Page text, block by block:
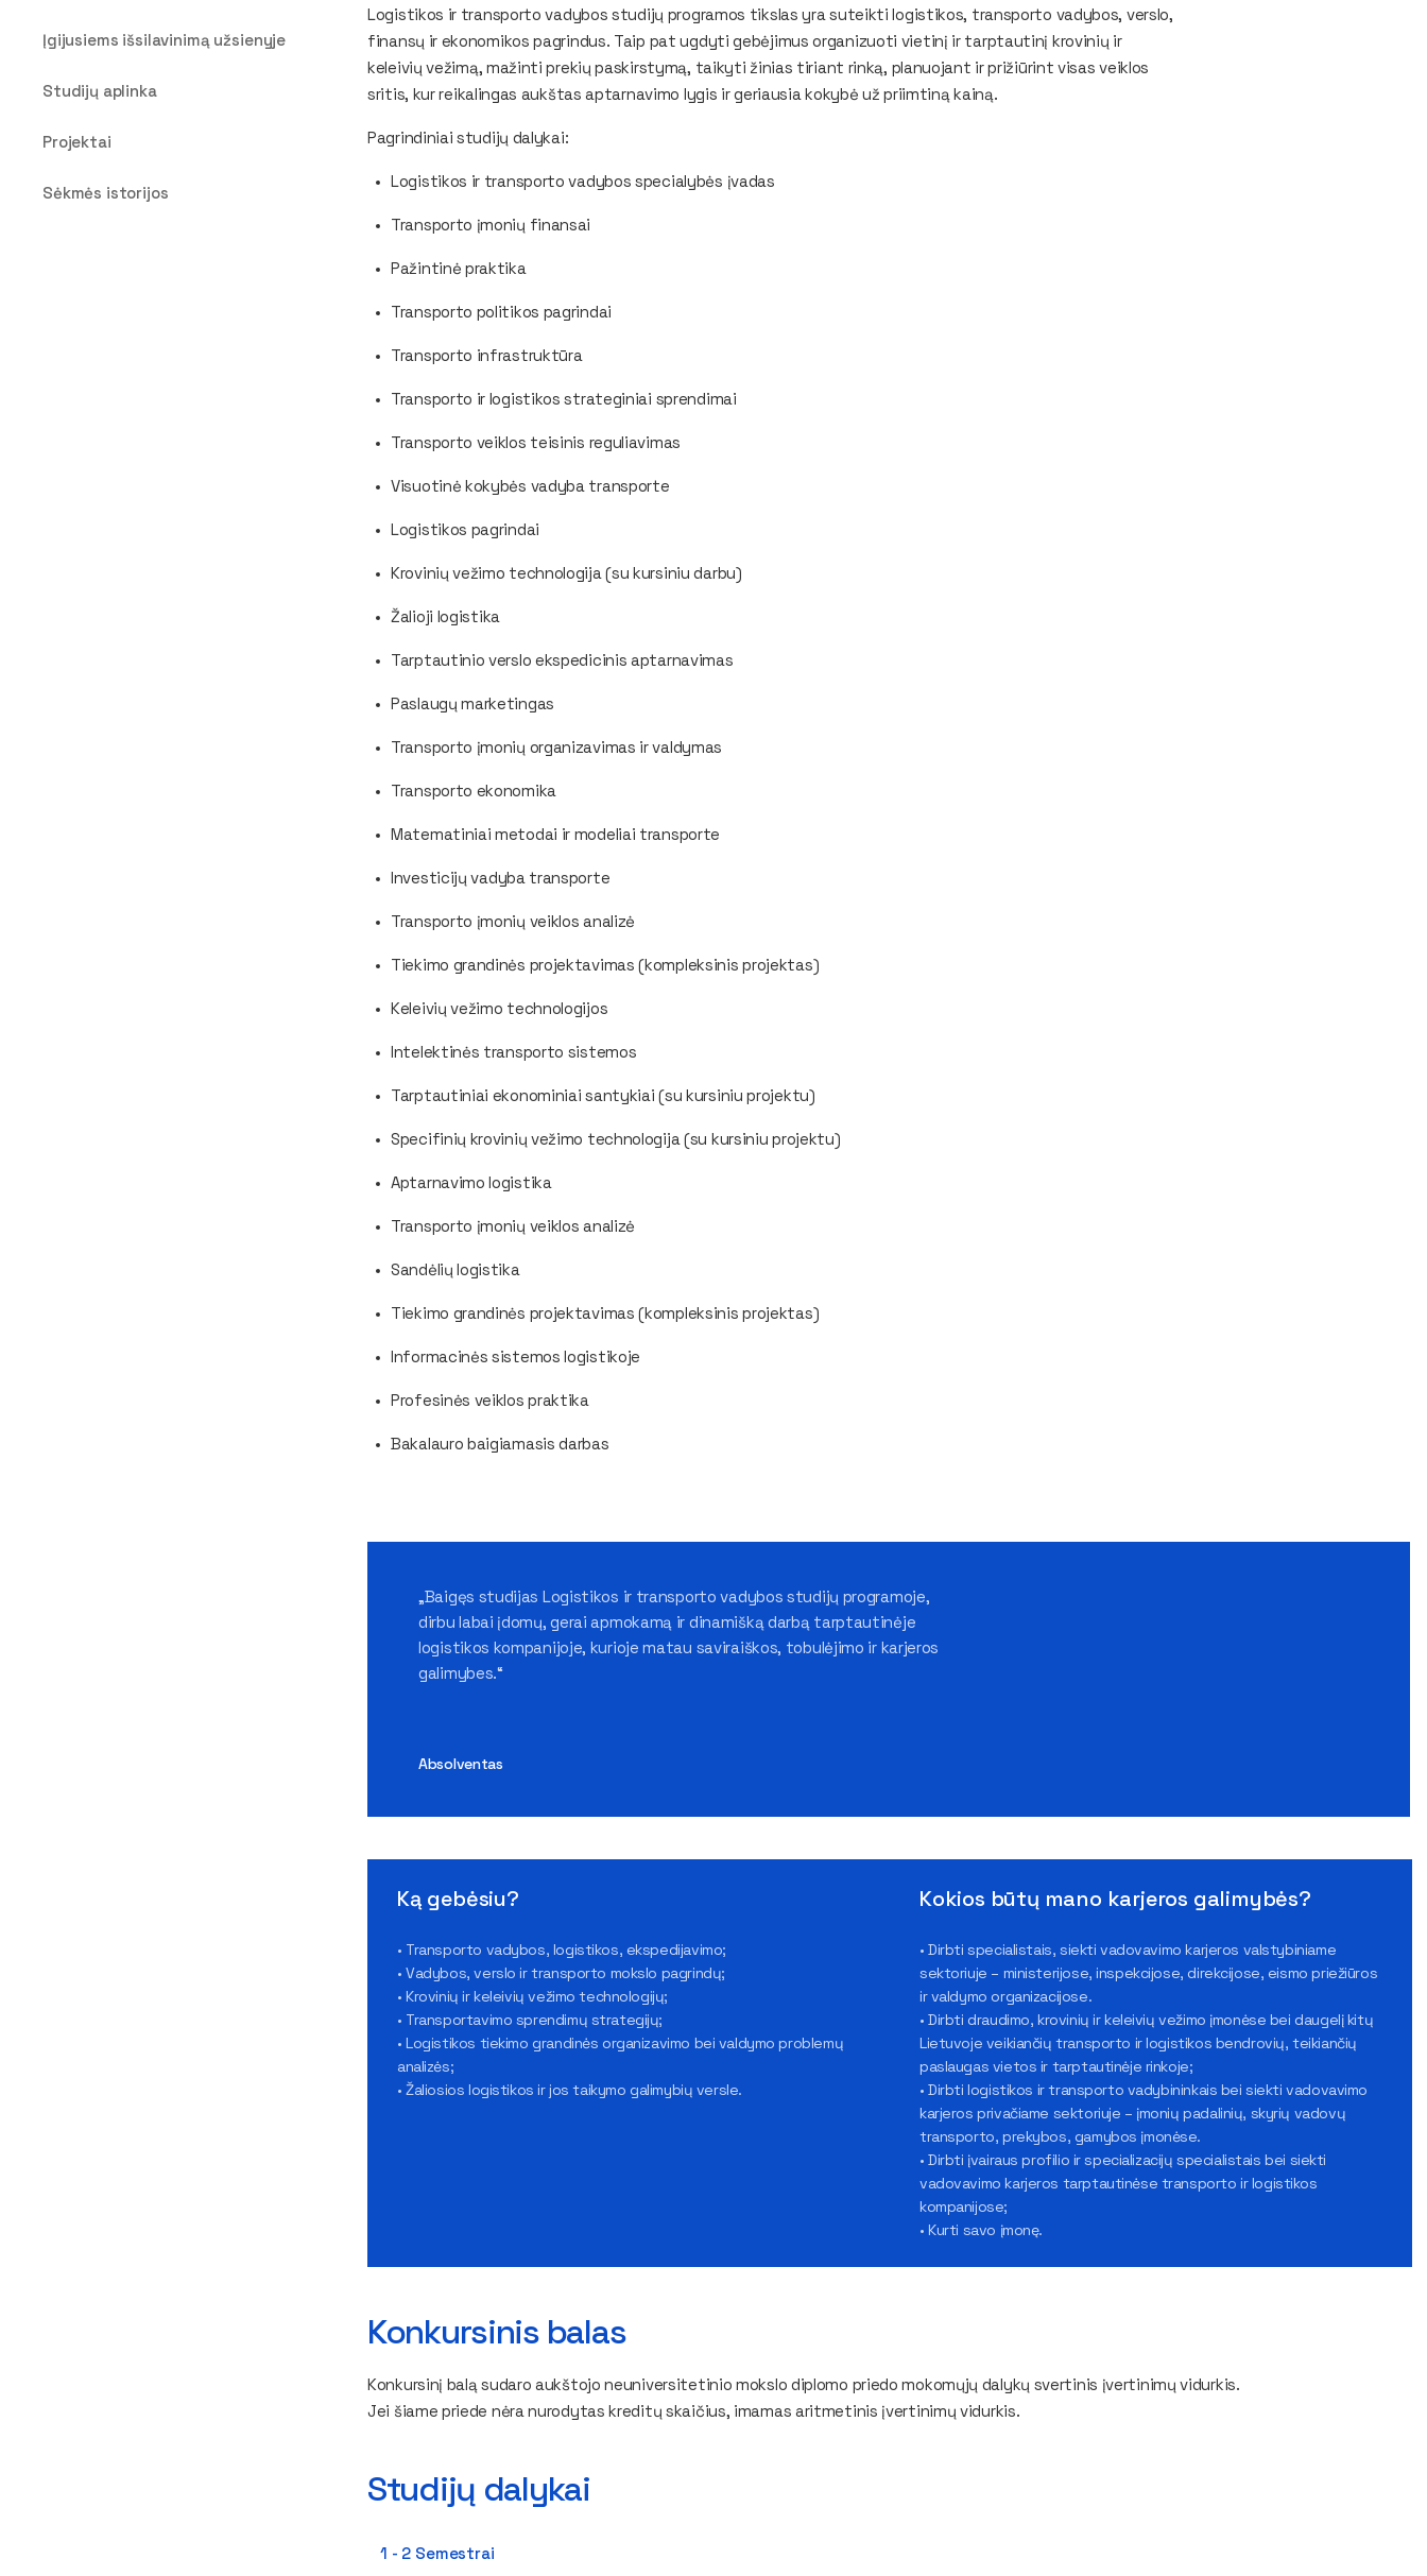
Įgijusiems išsilavinimą užsienyje
Studijų aplinka
Projektai
Sėkmės istorijos
Logistikos ir transporto vadybos studijų programos tikslas yra suteikti logistikos, transporto vadybos, verslo,
finansų ir ekonomikos pagrindus. Taip pat ugdyti gebėjimus organizuoti vietinį ir tarptautinį krovinių ir
keleivių vežimą, mažinti prekių paskirstymą, taikyti žinias tiriant rinką, planuojant ir prižiūrint visas veiklos
sritis, kur reikalingas aukštas aptarnavimo lygis ir geriausia kokybė už priimtiną kainą.
Pagrindiniai studijų dalykai:
Logistikos ir transporto vadybos specialybės įvadas
Transporto įmonių finansai
Pažintinė praktika
Transporto politikos pagrindai
Transporto infrastruktūra
Transporto ir logistikos strateginiai sprendimai
Transporto veiklos teisinis reguliavimas
Visuotinė kokybės vadyba transporte
Logistikos pagrindai
Krovinių vežimo technologija (su kursiniu darbu)
Žalioji logistika
Tarptautinio verslo ekspedicinis aptarnavimas
Paslaugų marketingas
Transporto įmonių organizavimas ir valdymas
Transporto ekonomika
Matematiniai metodai ir modeliai transporte
Investicijų vadyba transporte
Transporto įmonių veiklos analizė
Tiekimo grandinės projektavimas (kompleksinis projektas)
Keleivių vežimo technologijos
Intelektinės transporto sistemos
Tarptautiniai ekonominiai santykiai (su kursiniu projektu)
Specifinių krovinių vežimo technologija (su kursiniu projektu)
Aptarnavimo logistika
Transporto įmonių veiklos analizė
Sandėlių logistika
Tiekimo grandinės projektavimas (kompleksinis projektas)
Informacinės sistemos logistikoje
Profesinės veiklos praktika
Bakalauro baigiamasis darbas
„Baigęs studijas Logistikos ir transporto vadybos studijų programoje,
dirbu labai įdomų, gerai apmokamą ir dinamišką darbą tarptautinėje
logistikos kompanijoje, kurioje matau saviraiškos, tobulėjimo ir karjeros
galimybes.“
Absolventas
Ką gebėsiu?
• Transporto vadybos, logistikos, ekspedijavimo;
• Vadybos, verslo ir transporto mokslo pagrindų;
• Krovinių ir keleivių vežimo technologijų;
• Transportavimo sprendimų strategijų;
• Logistikos tiekimo grandinės organizavimo bei valdymo problemų
analizės;
• Žaliosios logistikos ir jos taikymo galimybių versle.
Kokios būtų mano karjeros galimybės?
• Dirbti specialistais, siekti vadovavimo karjeros valstybiniame
sektoriuje – ministerijose, inspekcijose, direkcijose, eismo priežiūros
ir valdymo organizacijose.
• Dirbti draudimo, krovinių ir keleivių vežimo įmonėse bei daugelį kitų
Lietuvoje veikiančių transporto ir logistikos bendrovių, teikiančių
paslaugas vietos ir tarptautinėje rinkoje;
• Dirbti logistikos ir transporto vadybininkais bei siekti vadovavimo
karjeros privačiame sektoriuje – įmonių padalinių, skyrių vadovų
transporto, prekybos, gamybos įmonėse.
• Dirbti įvairaus profilio ir specializacijų specialistais bei siekti
vadovavimo karjeros tarptautinėse transporto ir logistikos
kompanijose;
• Kurti savo įmonę.
Konkursinis balas
Konkursinį balą sudaro aukštojo neuniversitetinio mokslo diplomo priedo mokomųjų dalykų svertinis įvertinimų vidurkis.
Jei šiame priede nėra nurodytas kreditų skaičius, imamas aritmetinis įvertinimų vidurkis.
Studijų dalykai
1 - 2 Semestrai